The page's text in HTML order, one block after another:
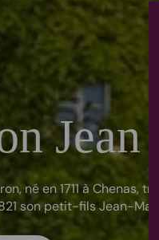
Jean
né en 1711 à
son petit-fils Jean-